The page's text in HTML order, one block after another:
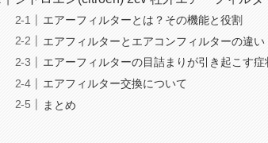
エアーフィルターとは？その機能と役割
エアフィルターとエアコンフィルターの違い
エアーフィルターの目詰まりが引き起こす症
エアフィルター交換について
まとめ